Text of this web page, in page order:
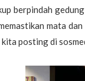
berpindah
mata
posting di